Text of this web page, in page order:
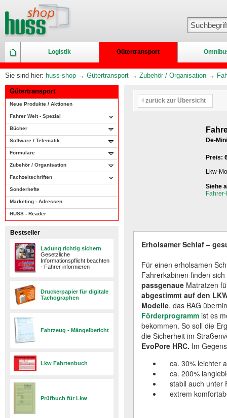
Logistik Gütertransport
Sie sind hier: huss-shop → Gütertransport → Zubehör / Organisation →
Gütertransport
Neue Produkte / Aktionen
Fahrer Welt - Spezial
Bücher
Software / Telematik
Formulare
Zubehör / Organisation
Fachzeitschriften
Sonderhefte
Marketing - Adressen
HUSS - Reader
Bestseller
Ladung richtig sichern
Gesetzliche
Informationspflicht beachten
- Fahrer informieren
Druckerpapier für digitale
Tachographen
Fahrzeug - Mängelbericht
Lkw Fahrtenbuch
Prüfbuch für Lkw
zurück zur Übersicht
De-
Preis:
Lkw-
Siehe
Erholsamer Schlaf –
Für einen erholsamen
Fahrerkabinen finden
passgenaue Matratzen
abgestimmt auf den
Modelle, das BAG
Förderprogramm ist es
bekommen. So soll die
die Sicherheit im
EvoPore HRC. Im
ca. 30% leichter
ca. 200%
stabil auch unter
extrem